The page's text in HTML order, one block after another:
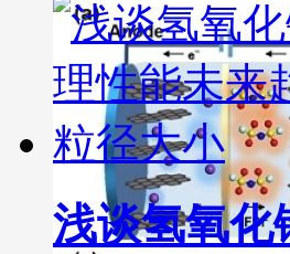
浅谈氢氧化